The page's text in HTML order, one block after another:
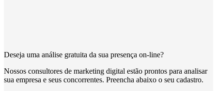
Deseja uma análise gratuita da sua presença on-line?
Nossos consultores de marketing digital estão prontos para analisar
sua empresa e seus concorrentes. Preencha abaixo o seu cadastro.